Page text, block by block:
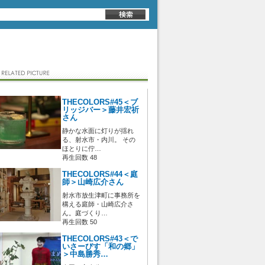
THECOLORS#45＜ブ
リッジバー＞藤井宏祈
さん
静かな水面に灯りが揺れ
る、射水市・内川。 その
ほとりに佇…
再生回数 48
THECOLORS#44＜庭
師＞山崎広介さん
射水市放生津町に事務所を
構える庭師・山崎広介さ
ん。庭づくり…
再生回数 50
THECOLORS#43＜で
いさーびす「和の郷」
＞中島勝秀…